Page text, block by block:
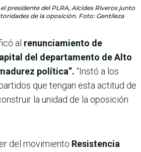
presidente del PLRA, Alcides Riveros junto
de la oposición. Foto: Gentileza
al renunciamiento de
del departamento de Alto
política”. “Instó a los
que tengan esta actitud de
la unidad de la oposición
del movimiento Resistencia